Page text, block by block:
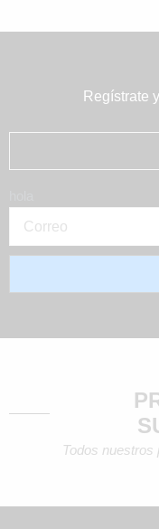
Regístrate
Todos nuestros